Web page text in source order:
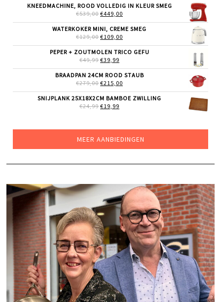
WAS:
€19,99.
IS:
€14,99.
KNEEDMACHINE, ROOD VOLLEDIG IN KLEUR SMEG
€539,00 OORSPRONKELIJKE
WAS:
€539,00.
€449,00
IS:
WATERKOKER MINI, CREME SMEG
€129,00 OORSPRONKELIJKE
WAS:
€129,00.
€109,00
IS:
PEPER + ZOUTMOLEN TRICO GEFU
€49,99 OORSPRONKELIJKE
WAS:
€49,99.
€39,99
IS:
€39,99.
BRAADPAN 24CM ROOD STAUB
€279,00 OORSPRONKELIJKE
WAS:
€279,00.
€215,00
IS:
SNIJPLANK 25X18X2CM BAMBOE ZWILLING
€24,99 OORSPRONKELIJKE
€19,99
MEER AANBIEDINGEN